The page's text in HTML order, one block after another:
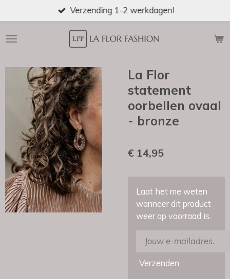
direct
naar
Verzending 1-2 werkdagen!
La Flor
statement
oorbellen ovaal
- bronze
€ 14,95
Laat het me weten
wanneer dit product
weer op voorraad is.
Verzenden